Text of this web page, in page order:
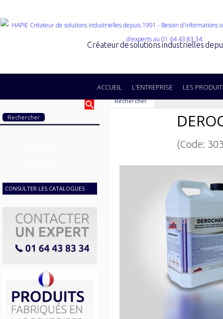
Créateur de solutions industrielles
ACCUEIL L'ENTREPRISE LES
CONSULTER LES CATALOGUES
Rechercher
(Code: